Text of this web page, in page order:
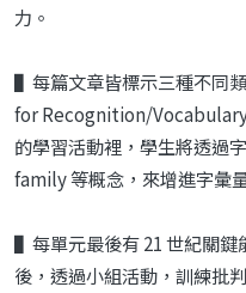
力。
▌每篇文章皆標示三種不同
for Recognition/
的學習活動裡，學生將透過
family 等概念，來增進字彙
▌每單元最後有 21 世紀關鍵
後，透過小組活動，訓練批